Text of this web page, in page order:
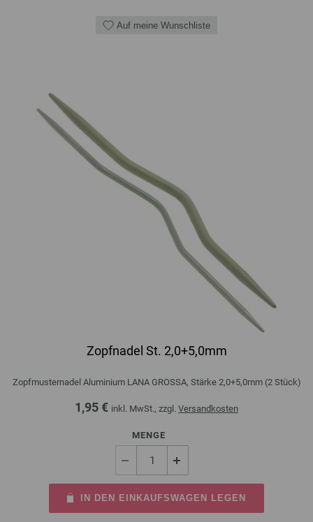
Auf meine Wunschliste
Zopfnadel St. 2,0+5,0mm
Zopfmusternadel Aluminium LANA GROSSA, Stärke 2,0+5,0mm (2 Stück)
1,95 € inkl. MwSt., zzgl. Versandkosten
MENGE
IN DEN EINKAUFSWAGEN LEGEN